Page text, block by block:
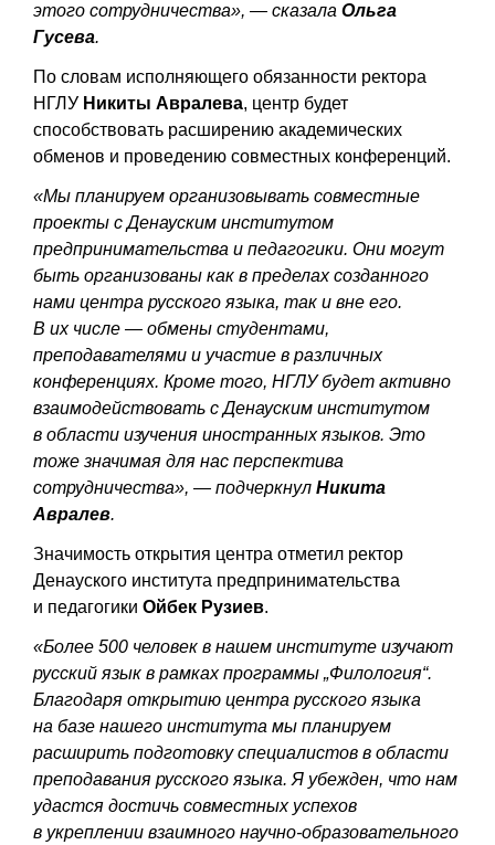
этого сотрудничества», — сказала Ольга
Гусева.
По словам исполняющего обязанности ректора
НГЛУ Никиты Авралева, центр будет
способствовать расширению академических
обменов и проведению совместных конференций.
«Мы планируем организовывать совместные
проекты с Денауским институтом
предпринимательства и педагогики. Они могут
быть организованы как в пределах созданного
нами центра русского языка, так и вне его.
В их числе — обмены студентами,
преподавателями и участие в различных
конференциях. Кроме того, НГЛУ будет активно
взаимодействовать с Денауским институтом
в области изучения иностранных языков. Это
тоже значимая для нас перспектива
сотрудничества», — подчеркнул Никита
Авралев.
Значимость открытия центра отметил ректор
Денауского института предпринимательства
и педагогики Ойбек Рузиев.
«Более 500 человек в нашем институте изучают
русский язык в рамках программы „Филология“.
Благодаря открытию центра русского языка
на базе нашего института мы планируем
расширить подготовку специалистов в области
преподавания русского языка. Я убежден, что нам
удастся достичь совместных успехов
в укреплении взаимного научно-образовательного